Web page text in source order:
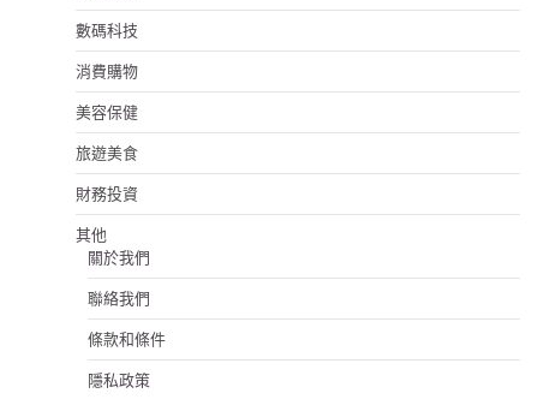
數碼科技
消費購物
美容保健
旅遊美食
財務投資
其他
關於我們
聯絡我們
條款和條件
隱私政策